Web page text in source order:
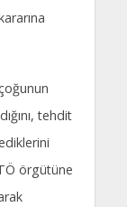
tehdit
örgütüne